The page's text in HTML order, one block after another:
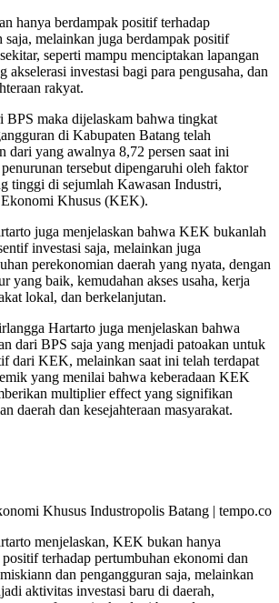
hanya berdampak positif terhadap
saja, melainkan juga berdampak positif
seperti mampu menciptakan lapangan
akselerasi investasi bagi para pengusaha, dan
rakyat.
BPS maka dijelaskam bahwa tingkat
di Kabupaten Batang telah
dari yang awalnya 8,72 persen saat ini
tersebut dipengaruhi oleh faktor
tinggi di sejumlah Kawasan Industri,
Khusus (KEK).
juga menjelaskan bahwa KEK bukanlah
investasi saja, melainkan juga
perekonomian daerah yang nyata, dengan
yang baik, kemudahan akses usaha, kerja
lokal, dan berkelanjutan.
Hartarto juga menjelaskan bahwa
dari BPS saja yang menjadi patoakan untuk
dari KEK, melainkan saat ini telah terdapat
yang menilai bahwa keberadaan KEK
multiplier effect yang signifikan
daerah dan kesejahteraan masyarakat.
menjelaskan, KEK bukan hanya
terhadap pertumbuhan ekonomi dan
dan pengangguran saja, melainkan
aktivitas investasi baru di daerah,